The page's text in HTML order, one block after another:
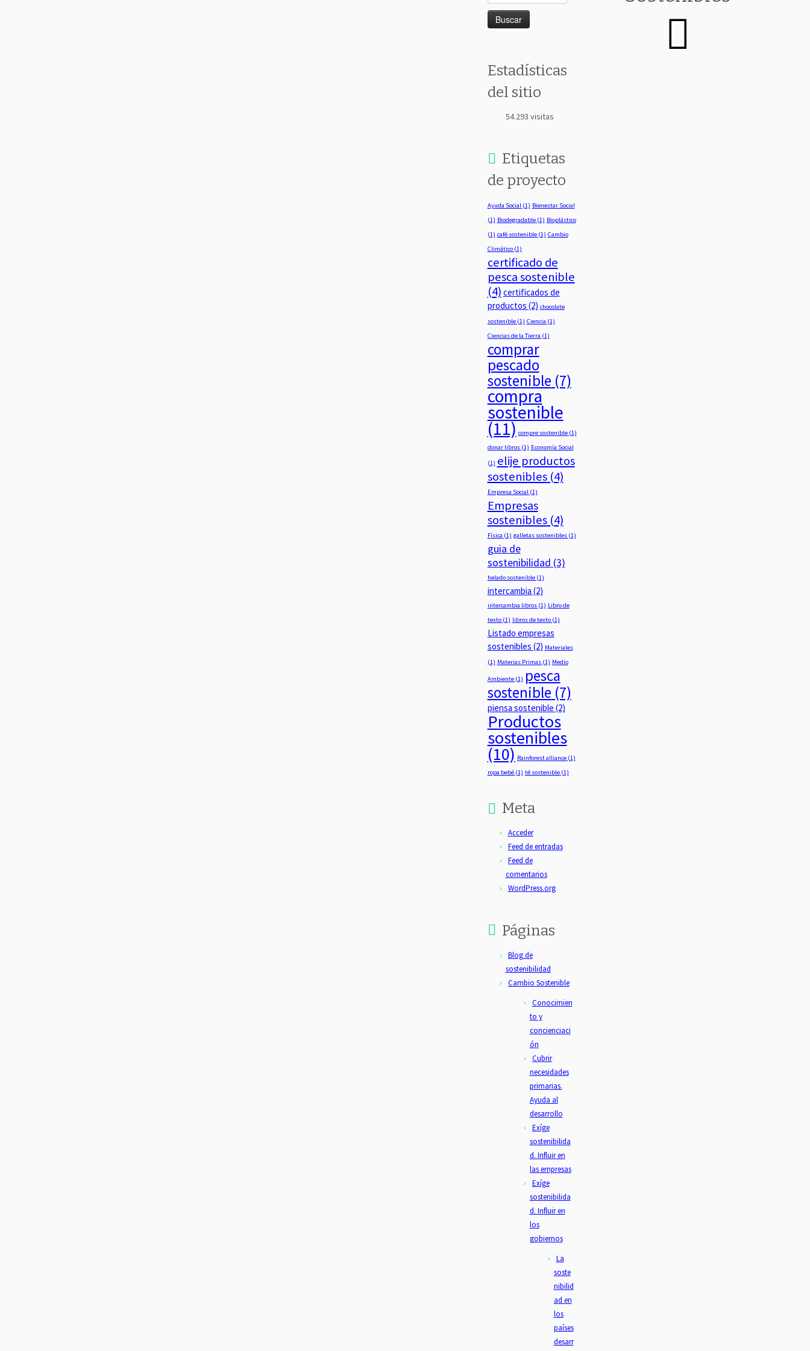
Estadísticas
del sitio
54.293 visitas
Etiquetas
de proyecto
Ayuda Social(1) Bienestar Social
(1) Biodegradable(1) Bioplástico
(1) café sostenible(1) Cambio
Climático(1)
certificado de
pesca sostenible
(4) certificados de
productos (2) chocolate
sostenible(1) Ciencia (1)
Ciencias de la Tierra (1)
comprar
pescado
sostenible (7)
compra
sostenible
(11) compre sostenible(1)
donar libros(1) Economía Social
(1) elije productos
sostenibles(4)
Empresa Social(1)
Empresas
sostenibles(4)
Física (1) galletas sostenibles(1)
guia de
sostenibilidad (3)
helado sostenible(1)
intercambia (2)
intercambia libros(1) Libro de
texto(1) libros de texto(1)
Listado empresas
sostenibles (2) Materiales
(1) Materias Primas(1) Medio
Ambiente(1) pesca
sostenible (7)
piensa sostenible (2)
Productos
sostenibles
(10) Rainforest alliance(1)
ropa bebé(1) té sostenible(1)
Meta
Acceder
Feed de entradas
Feed de
comentarios
WordPress.org
Páginas
Blog de
sostenibilidad
Cambio Sostenible
Conocimien
to y
concienciaci
ón
Cubrir
necesidades
primarias.
Ayuda al
desarrollo
Exíge
sostenibilida
d. Influir en
las empresas
Exíge
sostenibilida
d. Influir en
los
gobiernos
La
soste
nibilid
ad en
los
países
desarr